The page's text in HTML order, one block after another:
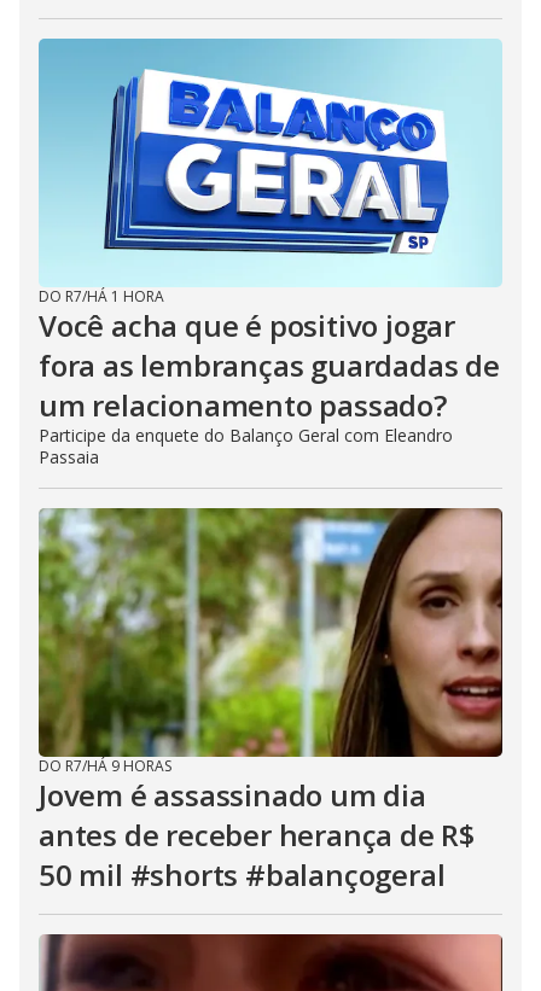
DO R7/HÁ 1 HORA
Você acha que é positivo jogar
fora as lembranças guardadas de
um relacionamento passado?
Participe da enquete do Balanço Geral com Eleandro
Passaia
DO R7/HÁ 9 HORAS
Jovem é assassinado um dia
antes de receber herança de R$
50 mil #shorts #balançogeral